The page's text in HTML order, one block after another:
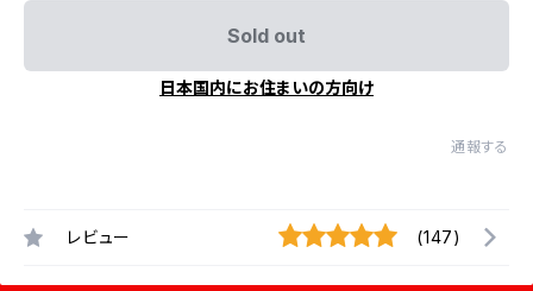
Sold out
日本国内にお住まいの方向け
通報する
レビュー (147)